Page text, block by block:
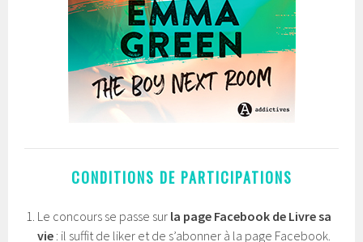
CONDITIONS DE PARTICIPATIONS
Le concours se passe sur la page Facebook de Livre sa
vie : il suffit de liker et de s’abonner à la page Facebook.